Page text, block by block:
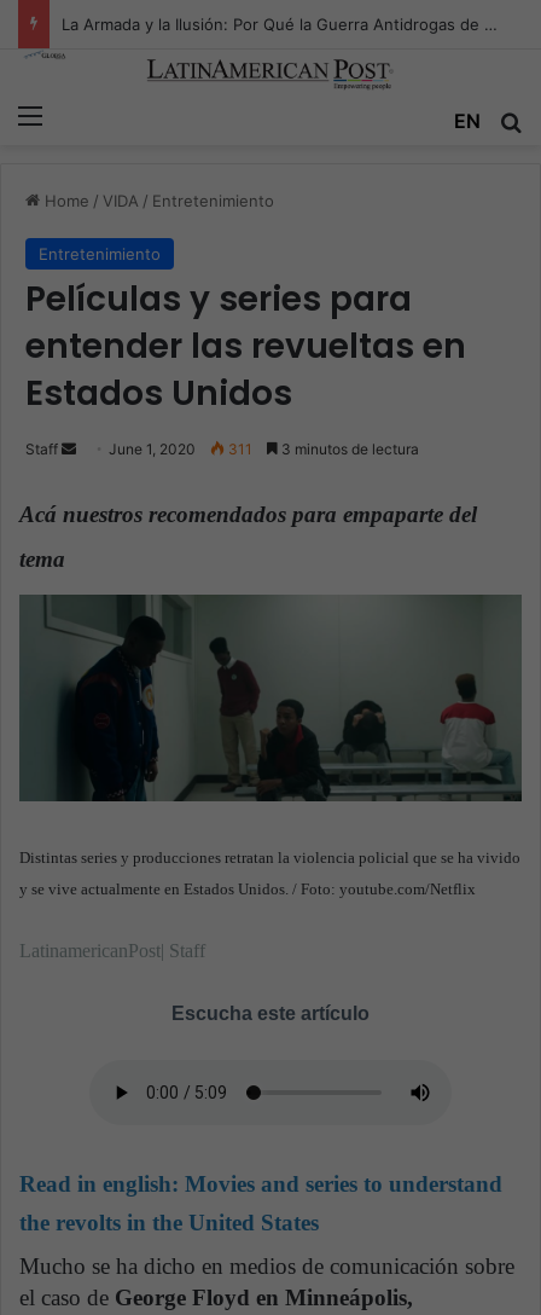
La Armada y la Ilusión: Por Qué la Guerra Antidrogas de Estados Unidos Pelea en el Océano Equivocado
EN
Home / VIDA / Entretenimiento
Entretenimiento
Películas y series para
entender las revueltas en
Estados Unidos
Staff
n
n
a
June 1, 2020 311 3 minutos de lectura
Acá nuestros recomendados para empaparte del
tema
Distintas series y producciones retratan la violencia policial que se ha vivido
y se vive actualmente en Estados Unidos. / Foto: youtube.com/Netflix
LatinamericanPost| Staff
Escucha este artículo
Read in english: Movies and series to understand
the revolts in the United States
Mucho se ha dicho en medios de comunicación sobre
el caso de George Floyd en Minneápolis,